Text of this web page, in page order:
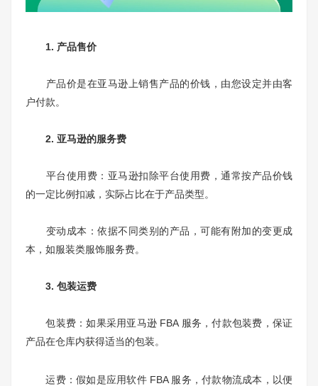
1. 产品售价
产品价是在亚马逊上销售产品的价钱，由您设定并由客
户付款。
2. 亚马逊的服务费
平台使用费：亚马逊扣除平台使用费，通常按产品价钱
的一定比例扣减，实际占比在于产品类型。
变动成本：依据不同类别的产品，可能有附加的变更成
本，如服装类服饰服务费。
3. 包装运费
包装费：如果采用亚马逊 FBA 服务，付款包装费，保证
产品在仓库内获得适当的包装。
运费：假如是应用软件 FBA 服务，付款物流成本，以便